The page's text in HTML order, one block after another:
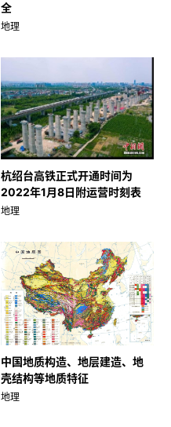
全
地理
杭绍台高铁正式开通时间为
2022年1月8日附运营时刻表
地理
中国地质构造、地层建造、地
壳结构等地质特征
地理